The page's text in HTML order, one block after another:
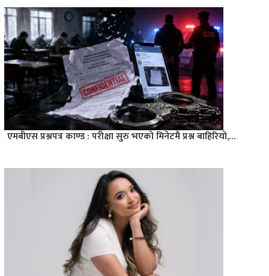
एमबीएस प्रश्नपत्र काण्ड : परीक्षा सुरु भएको मिनेटमै प्रश्न बाहिरियो,…